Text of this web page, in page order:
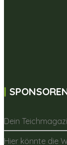
Dein
Hier könnte die